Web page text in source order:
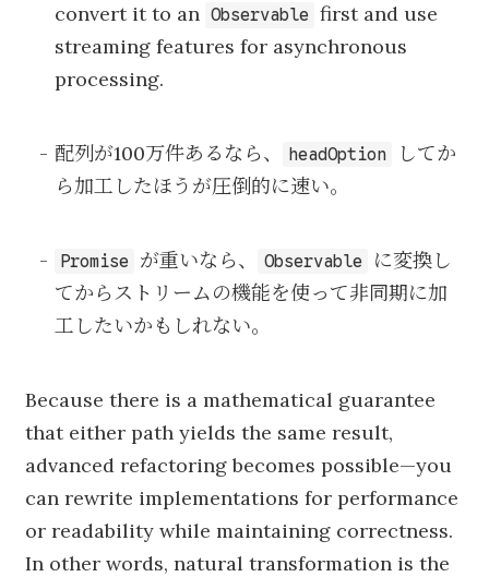
convert it to an Observable first and use
streaming features for asynchronous
processing.
配列が100万件あるなら、 headOption
してか
ら加工したほうが圧倒的に速い。
Promise が重いなら、 Observable
に変換し
てからストリームの機能を使って非同期に加
工したいかもしれない。
Because there is a mathematical guarantee
that either path yields the same result,
advanced refactoring becomes possible—you
can rewrite implementations for performance
or readability while maintaining correctness.
In other words, natural transformation is the